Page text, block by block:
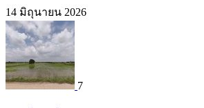
14 มิถุนายน 2026
7